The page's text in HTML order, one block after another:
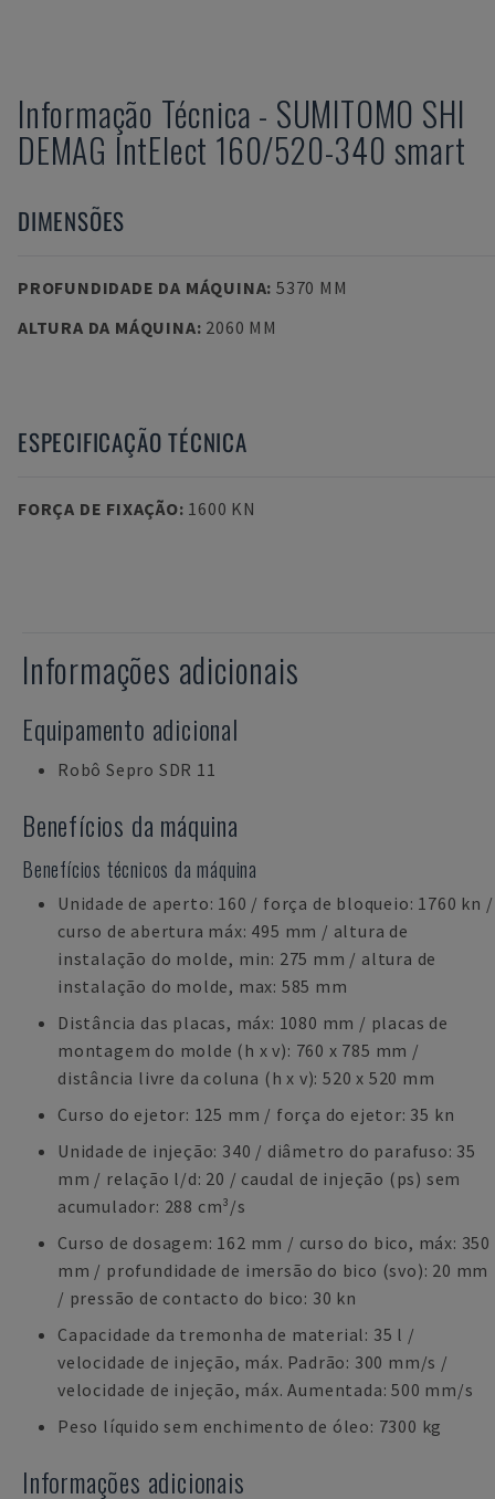
Informação Técnica - SUMITOMO SHI
DEMAG IntElect 160/520-340 smart
DIMENSÕES
PROFUNDIDADE DA MÁQUINA: 5370 MM
ALTURA DA MÁQUINA: 2060 MM
ESPECIFICAÇÃO TÉCNICA
FORÇA DE FIXAÇÃO: 1600 KN
Informações adicionais
Equipamento adicional
Robô Sepro SDR 11
Benefícios da máquina
Benefícios técnicos da máquina
Unidade de aperto: 160 / força de bloqueio: 1760 kn /
curso de abertura máx: 495 mm / altura de
instalação do molde, min: 275 mm / altura de
instalação do molde, max: 585 mm
Distância das placas, máx: 1080 mm / placas de
montagem do molde (h x v): 760 x 785 mm /
distância livre da coluna (h x v): 520 x 520 mm
Curso do ejetor: 125 mm / força do ejetor: 35 kn
Unidade de injeção: 340 / diâmetro do parafuso: 35
mm / relação l/d: 20 / caudal de injeção (ps) sem
acumulador: 288 cm³/s
Curso de dosagem: 162 mm / curso do bico, máx: 350
mm / profundidade de imersão do bico (svo): 20 mm
/ pressão de contacto do bico: 30 kn
Capacidade da tremonha de material: 35 l /
velocidade de injeção, máx. Padrão: 300 mm/s /
velocidade de injeção, máx. Aumentada: 500 mm/s
Peso líquido sem enchimento de óleo: 7300 kg
Informações adicionais